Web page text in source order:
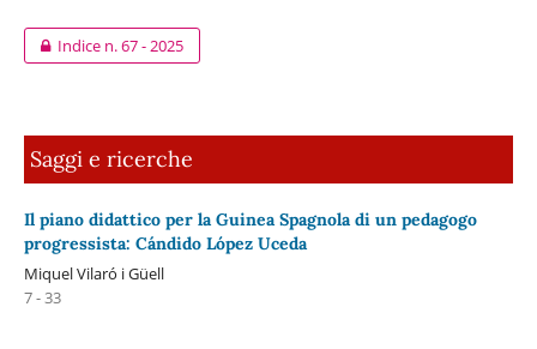
Indice n. 67 - 2025
Saggi e ricerche
Il piano didattico per la Guinea Spagnola di un pedagogo
progressista: Cándido López Uceda
Miquel Vilaró i Güell
7 - 33